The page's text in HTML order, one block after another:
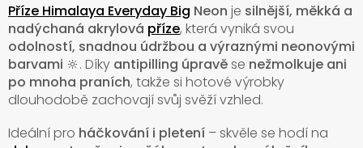
Příze Himalaya Everyday Big Neon je silnější, měkká a
nadýchaná akrylová příze, která vyniká svou
odolností, snadnou údržbou a výraznými neonovými
barvami 🔆. Díky antipilling úpravěse nežmolkuje ani
po mnoha praních, takže si hotové výrobky
dlouhodobě zachovají svůj svěží vzhled.
Ideální pro háčkování i pletení – skvěle se hodí na